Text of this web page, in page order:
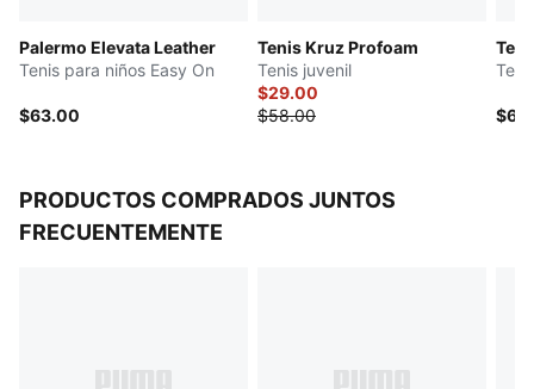
PUMA Niños: Producto recomendado para niños de 4
a 8 años
Palermo Elevata Leather
Tenis para niños Easy On
$63.00
Tenis Kruz Profoam
Tenis juvenil
$29.00
$58.00
PRODUCTOS COMPRADOS JUNTOS
FRECUENTEMENTE